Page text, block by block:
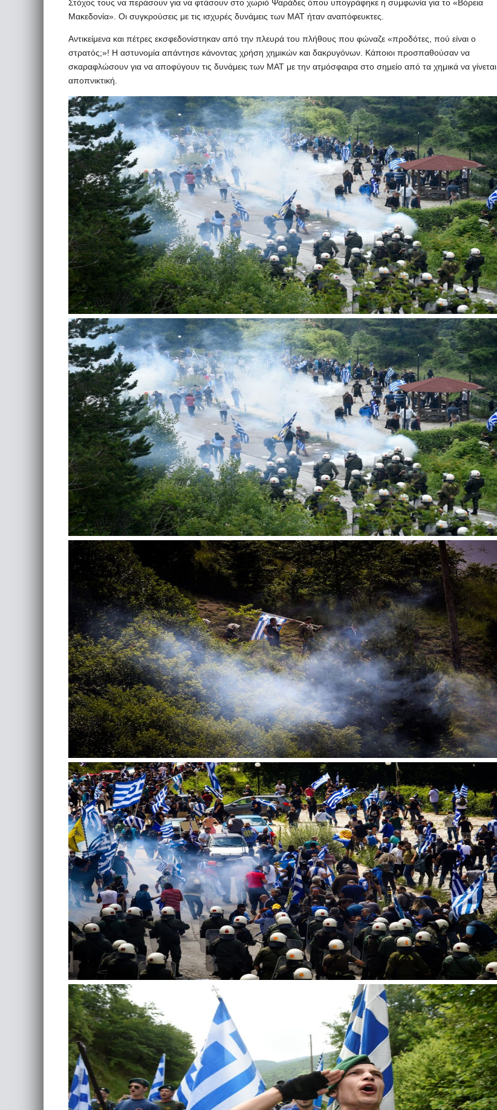
Στόχος τους να περάσουν για να φτάσουν στο χωριό Ψαράδες όπου υπογράφηκε η συμφωνία για το «Βόρεια
Μακεδονία». Οι συγκρούσεις με τις ισχυρές δυνάμεις των ΜΑΤ ήταν αναπόφευκτες.
Αντικείμενα και πέτρες εκσφεδονίστηκαν από την πλευρά του πλήθους που φώναζε «προδότες, πού είναι ο
στρατός;»! Η αστυνομία απάντησε κάνοντας χρήση χημικών και δακρυγόνων. Κάποιοι προσπαθούσαν να
σκαραφλώσουν για να αποφύγουν τις δυνάμεις των ΜΑΤ με την ατμόσφαιρα στο σημείο από τα χημικά να γίνεται
αποπνικτική.